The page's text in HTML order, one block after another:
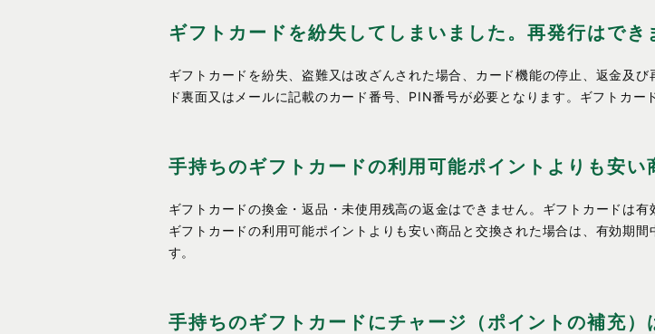
ギフトカードを紛失してしまいました。再発行はでき
ギフトカードを紛失、盗難又は改ざんされた場合、カード機能の停止、返金及
ド裏面又はメールに記載のカード番号、PIN番号が必要となります。ギフトカー
手持ちのギフトカードの利用可能ポイントよりも安
ギフトカードの換金・返品・未使用残高の返金はできません。ギフトカードは
ギフトカードの利用可能ポイントよりも安い商品と交換された場合は、有効期
す。
手持ちのギフトカードにチャージ（ポイントの補充）